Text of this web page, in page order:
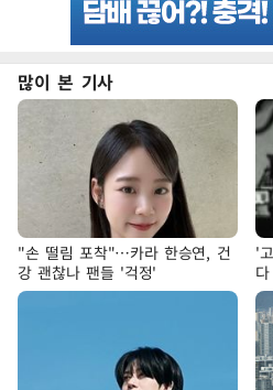
많이 본 기사
"손 떨림 포착"…카라 한승연, 건
강 괜찮나 팬들 '걱정'
'
다